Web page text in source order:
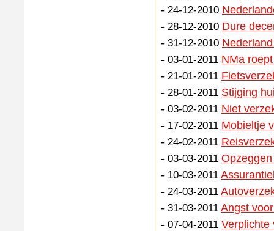
- 24-12-2010
- 28-12-2010 Dure
- 31-12-2010
- 03-01-2011 NMa
- 21-01-2011
- 28-01-2011 Stijging
- 03-02-2011 Niet
- 17-02-2011 Mobieltje
- 24-02-2011
- 03-03-2011
- 10-03-2011
- 24-03-2011
- 31-03-2011 Angst
- 07-04-2011 Verplichte